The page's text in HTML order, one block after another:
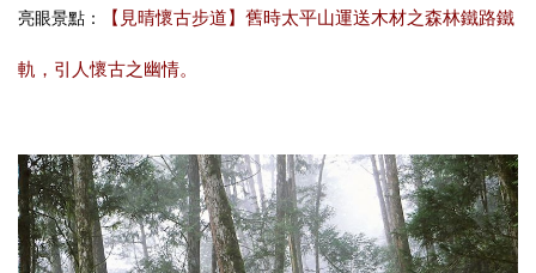
亮眼景點： 【見晴懷古步道】舊時太平山運送木材之森林鐵路鐵
軌，引人懷古之幽情。